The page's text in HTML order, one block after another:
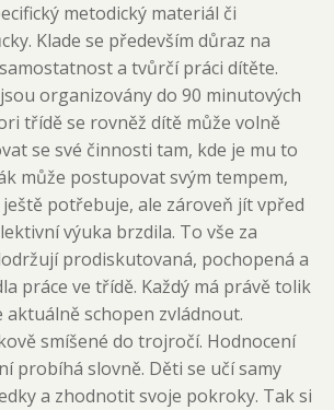
metodický materiál či
Klade se především důraz na
a tvůrčí práci dítěte.
organizovány do 90 minutových
třídě se rovněž dítě může volně
se své činnosti tam, kde je mu to
může postupovat svým tempem,
potřebuje, ale zároveň jít vpřed
výuka brzdila. To vše za
prodiskutovaná, pochopená a
práce ve třídě. Každý má právě tolik
aktuálně schopen zvládnout.
smíšené do trojročí. Hodnocení
probíhá slovně. Děti se učí samy
a zhodnotit svoje pokroky. Tak si